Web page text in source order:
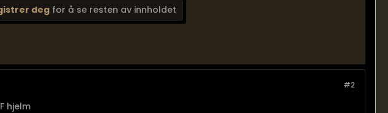
deg for å se resten av innholdet
#2
hjelm